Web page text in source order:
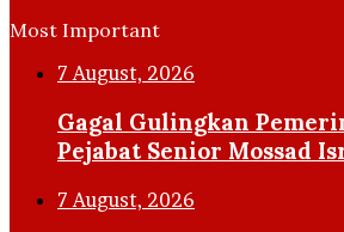
Most Important
7 August, 2026
Gagal Gulingkan
Pejabat Senior Mossad
7 August, 2026